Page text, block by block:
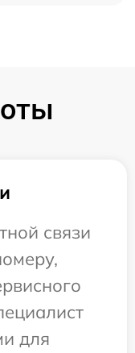
связи
для